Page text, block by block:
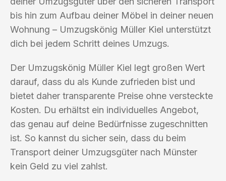
bis hin zum Aufbau deiner Möbel in deiner neuen
Wohnung – Umzugskönig Müller Kiel unterstützt
dich bei jedem Schritt deines Umzugs.
Der Umzugskönig Müller Kiel legt großen Wert
darauf, dass du als Kunde zufrieden bist und
bietet daher transparente Preise ohne versteckte
Kosten. Du erhältst ein individuelles Angebot,
das genau auf deine Bedürfnisse zugeschnitten
ist. So kannst du sicher sein, dass du beim
Transport deiner Umzugsgüter nach Münster
kein Geld zu viel zahlst.